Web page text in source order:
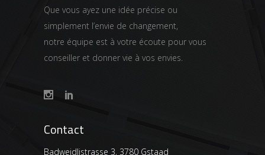
Que vous ayez une idée précise ou
simplement l’envie de changement,
notre équipe est à votre écoute pour vous
conseiller et donner vie à vos envies.
Contact
Badweidlistrasse 3, 3780 Gstaad